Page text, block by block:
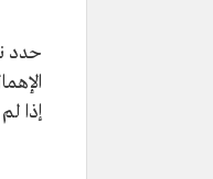
حدد
إذا